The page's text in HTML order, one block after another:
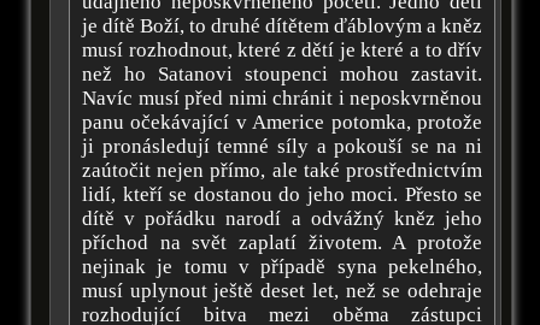
je dítě Boží, to druhé dítětem ďáblovým a kněz
musí rozhodnout, které z dětí je které a to dřív
než ho Satanovi stoupenci mohou zastavit.
Navíc musí před nimi chránit i neposkvrněnou
panu očekávající v Americe potomka, protože
ji pronásledují temné síly a pokouší se na ni
zaútočit nejen přímo, ale také prostřednictvím
lidí, kteří se dostanou do jeho moci. Přesto se
dítě v pořádku narodí a odvážný kněz jeho
příchod na svět zaplatí životem. A protože
nejinak je tomu v případě syna pekelného,
musí uplynout ještě deset let, než se odehraje
rozhodující bitva mezi oběma zástupci